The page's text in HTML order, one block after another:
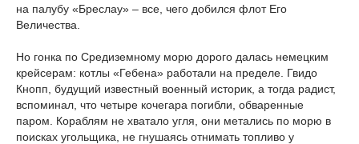
на палубу «Бреслау» – все, чего добился флот Его
Величества.
Но гонка по Средиземному морю дорого далась немецким
крейсерам: котлы «Гебена» работали на пределе. Гвидо
Кнопп, будущий известный военный историк, а тогда радист,
вспоминал, что четыре кочегара погибли, обваренные
паром. Кораблям не хватало угля, они метались по морю в
поисках угольщика, не гнушаясь отнимать топливо у